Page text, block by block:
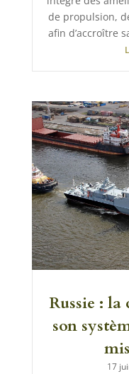
de propulsion,
afin d’accroître
Russie : la
son
17